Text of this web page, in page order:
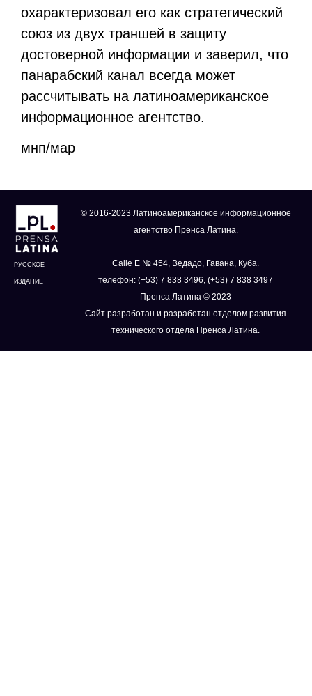
охарактеризовал его как стратегический
союз из двух траншей в защиту
достоверной информации и заверил, что
панарабский канал всегда может
рассчитывать на латиноамериканское
информационное агентство.
мнп/мар
РУССКОЕ
ИЗДАНИЕ
© 2016-2023 Латиноамериканское информационное
агентство Пренса Латина.
Calle E № 454, Ведадо, Гавана, Куба.
телефон: (+53) 7 838 3496, (+53) 7 838 3497
Пренса Латина © 2023
Сайт разработан и разработан отделом развития
технического отдела Пренса Латина.